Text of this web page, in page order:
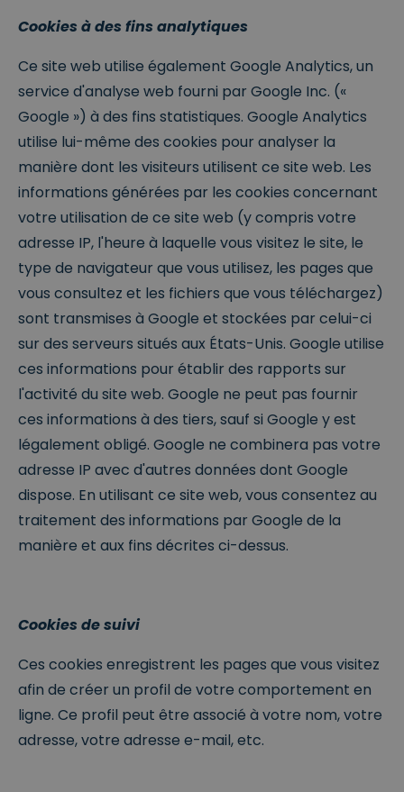
Cookies à des fins analytiques
Ce site web utilise également Google Analytics, un
service d'analyse web fourni par Google Inc. («
Google ») à des fins statistiques. Google Analytics
utilise lui-même des cookies pour analyser la
manière dont les visiteurs utilisent ce site web. Les
informations générées par les cookies concernant
votre utilisation de ce site web (y compris votre
adresse IP, l'heure à laquelle vous visitez le site, le
type de navigateur que vous utilisez, les pages que
vous consultez et les fichiers que vous téléchargez)
sont transmises à Google et stockées par celui-ci
sur des serveurs situés aux États-Unis. Google utilise
ces informations pour établir des rapports sur
l'activité du site web. Google ne peut pas fournir
ces informations à des tiers, sauf si Google y est
légalement obligé. Google ne combinera pas votre
adresse IP avec d'autres données dont Google
dispose. En utilisant ce site web, vous consentez au
traitement des informations par Google de la
manière et aux fins décrites ci-dessus.
Cookies de suivi
Ces cookies enregistrent les pages que vous visitez
afin de créer un profil de votre comportement en
ligne. Ce profil peut être associé à votre nom, votre
adresse, votre adresse e-mail, etc.